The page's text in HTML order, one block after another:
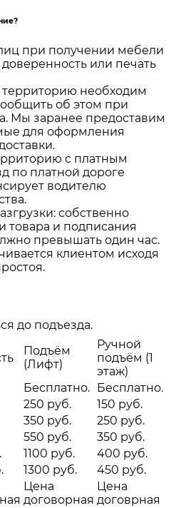
при получении мебели
или печать
территорию необходим
об этом при
Мы заранее предоставим
для оформления
с платным
по платной дороге
водителю
собственно
товара и подписания
превышать один час.
клиентом исходя
до подъезда.
Подъём
(Лифт)
Ручной
подъём (1
этаж)
Бесплатно.
Бесплатно.
250 руб.
150 руб.
350 руб.
250 руб.
550 руб.
350 руб.
1100 руб.
400 руб.
1300 руб.
450 руб.
Цена
договорная
Цена
договрная